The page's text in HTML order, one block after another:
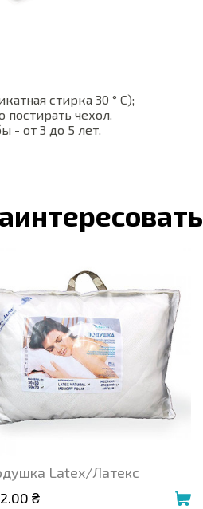
стирка 30 ° С);
постирать чехол.
- от 3 до 5 лет.
Latex/Латекс
₴